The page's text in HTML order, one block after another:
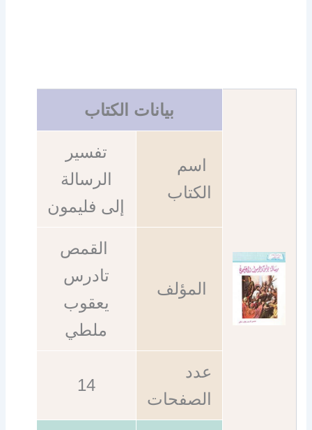
بيانات الكتاب
اسم
الكتاب
تفسير
الرسالة
إلى فليمون
المؤلف
القمص
تادرس
يعقوب
ملطي
عدد
الصفحات
14